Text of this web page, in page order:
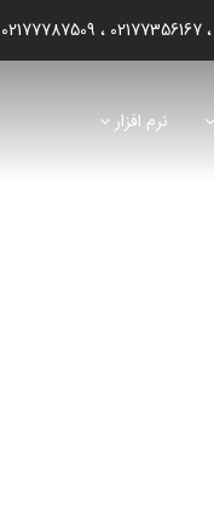
02177356167
02177787509
نرم افزار